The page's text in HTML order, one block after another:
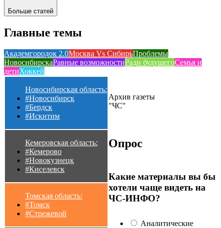
Больше статей
Главные темы
Академгородок 2.0Москва Vs СибирьПроблемы
НовосибирскаРавные возможностиРади будущегоСемья и
детиХоккей
Новосибирская область:
#Новосибирск
#Бердск
#Искитим
Кемеровская область:
#Кемерово
#Новокузнецк
#Киселевск
Томская область:
#Томск
#Стрежевой
Архив газеты
"ЧС"
Опрос
Какие материалы вы бы
хотели чаще видеть на
ЧС-ИНФО?
Аналитические